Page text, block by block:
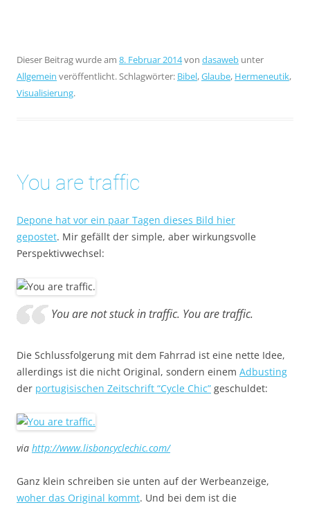
Dieser Beitrag wurde am 8. Februar 2014von dasaweb unter
Allgemein veröffentlicht. Schlagwörter: Bibel,Glaube, Hermeneutik,
Visualisierung.
You are traffic
Depone hat vor ein paar Tagen dieses Bild hier
gepostet. Mir gefällt der simple, aber wirkungsvolle
Perspektivwechsel:
You are not stuck in traffic. You are traffic.
Die Schlussfolgerung mit dem Fahrrad ist eine nette Idee,
allerdings ist die nicht Original, sondern einem Adbusting
der portugisischen Zeitschrift “Cycle Chic” geschuldet:
via http://www.lisboncyclechic.com/
Ganz klein schreiben sie unten auf der Werbeanzeige,
woher das Original kommt. Und bei dem ist die